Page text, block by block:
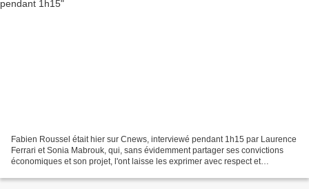
Fabien Roussel était hier sur Cnews, interviewé pendant 1h15 par Laurence
Ferrari et Sonia Mabrouk, qui, sans évidemment partager ses convictions
économiques et son projet, l'ont laisse les exprimer avec respect et